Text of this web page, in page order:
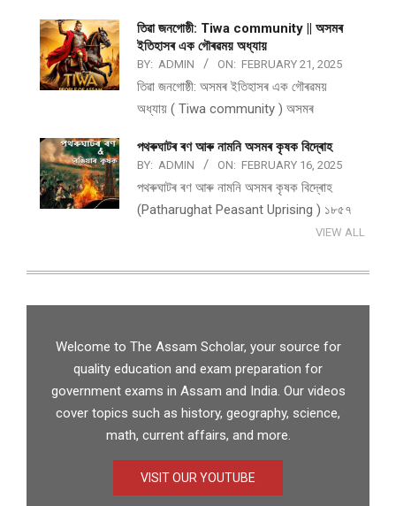
তিৱা জনগোষ্ঠী: Tiwa community || অসমৰ
ইতিহাসৰ এক গৌৰৱময় অধ্যায়
BY: ADMIN ON: FEBRUARY 21, 2025
তিৱা জনগোষ্ঠী: অসমৰ ইতিহাসৰ এক গৌৰৱময়
অধ্যায় ( Tiwa community ) অসমৰ
পথ​ৰুঘাট​ৰ ৰণ আৰু নামনি অসম​ৰ কৃষক বিদ্ৰোহ​
BY: ADMIN ON: FEBRUARY 16, 2025
পথ​ৰুঘাট​ৰ ৰণ আৰু নামনি অসম​ৰ কৃষক বিদ্ৰোহ​
(Patharughat Peasant Uprising ) ১৮৫৭
VIEW ALL
Welcome to The Assam Scholar, your source for
quality education and exam preparation for
government exams in Assam and India. Our videos
cover topics such as history, geography, science,
math, current affairs, and more.
VISIT OUR YOUTUBE